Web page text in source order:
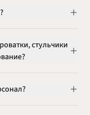
стульчики